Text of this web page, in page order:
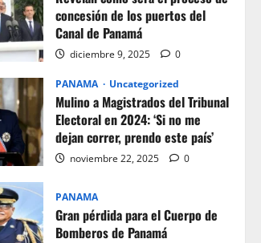
concesión de los puertos del
Canal de Panamá
diciembre 9, 2025 0
PANAMA Uncategorized
Mulino a Magistrados del Tribunal
Electoral en 2024: ‘Si no me
dejan correr, prendo este país’
noviembre 22, 2025 0
PANAMA
Gran pérdida para el Cuerpo de
Bomberos de Panamá